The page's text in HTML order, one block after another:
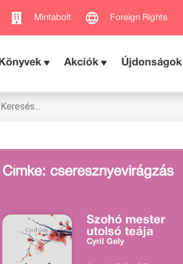
Mintabolt Foreign Rights
Könyvek Akciók Újdonságok
Címke: cseresznyevirágzás
Szohó mester
utolsó teája
Cyril Gely